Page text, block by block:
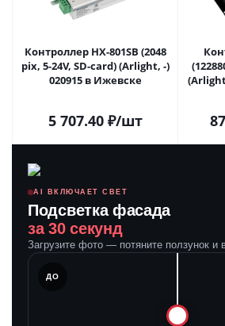
Контроллер HX-801SB (2048
pix, 5-24V, SD-card) (Arlight, -)
020915 в Ижевске
5 707.40₽/шт
AI ВКЛЮЧАЕТ СВЕТ
Подсветка фасада
за 30 секунд
Загрузите фото — потяните ползунок и
ДО